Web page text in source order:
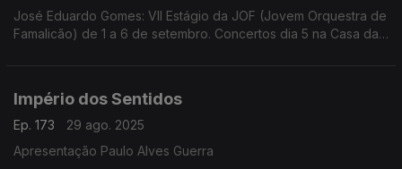
José Eduardo Gomes: VII Estágio da JOF (Jovem Orquestra de
Famalicão) de 1 a 6 de setembro. Concertos dia 5 na Casa das
Império dos Sentidos
Ep. 173
29 ago. 2025
Apresentação Paulo Alves Guerra